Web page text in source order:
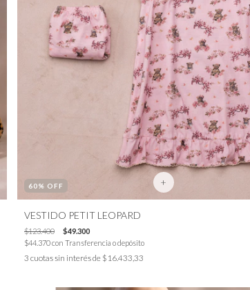
60% OFF +
VESTIDO PETIT LEOPARD
$123.400
$49.300
$44.370con Transferencia o depósito
3 cuotas sin interés de $16.433,33